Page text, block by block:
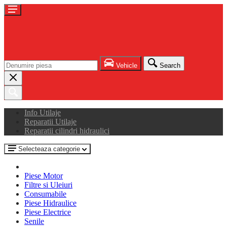
Vehicle Search
Info Utilaje
Reparatii Utilaje
Reparatii cilindri hidraulici
Selecteaza categorie
Piese Motor
Filtre si Uleiuri
Consumabile
Piese Hidraulice
Piese Electrice
Senile